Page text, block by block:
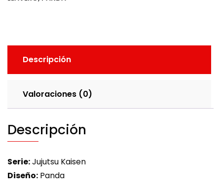
Descripción
Valoraciones (0)
Descripción
Serie:Jujutsu Kaisen
Diseño: Panda